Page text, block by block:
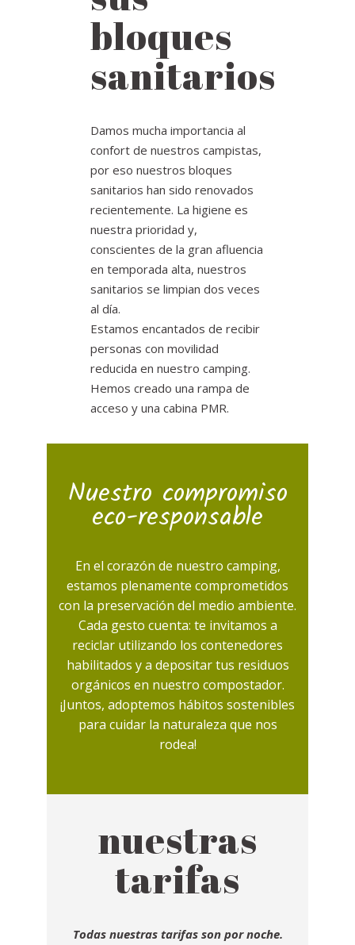
bloques
sanitarios
Damos mucha importancia al
confort de nuestros campistas,
por eso nuestros bloques
sanitarios han sido renovados
recientemente. La higiene es
nuestra prioridad y,
conscientes de la gran afluencia
en temporada alta, nuestros
sanitarios se limpian dos veces
al día.
Estamos encantados de recibir
personas con movilidad
reducida en nuestro camping.
Hemos creado una rampa de
acceso y una cabina PMR.
Nuestro compromiso
eco-responsable
En el corazón de nuestro camping,
estamos plenamente comprometidos
con la preservación del medio ambiente.
Cada gesto cuenta: te invitamos a
reciclar utilizando los contenedores
habilitados y a depositar tus residuos
orgánicos en nuestro compostador.
¡Juntos, adoptemos hábitos sostenibles
para cuidar la naturaleza que nos
rodea!
nuestras
tarifas
Todas nuestras tarifas son por noche.